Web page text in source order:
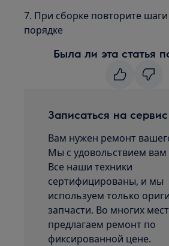
7. При сборке повторите
порядке
Была ли эта статья
Записаться на сервис
Вам нужен ремонт
Мы с удовольствием
Все наши техники
сертифицированы, и мы
используем только
запчасти. Во многих
предлагаем ремонт по
фиксированной цене.